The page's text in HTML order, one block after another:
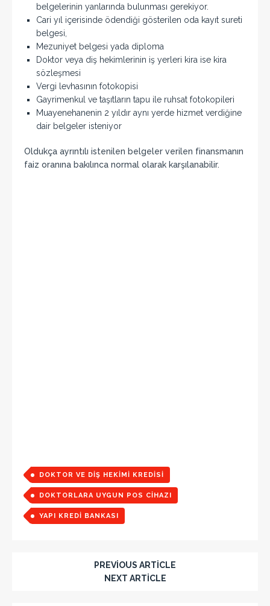
belgelerinin yanlarında bulunması gerekiyor.
Cari yıl içerisinde ödendiği gösterilen oda kayıt sureti
belgesi,
Mezuniyet belgesi yada diploma
Doktor veya diş hekimlerinin iş yerleri kira ise kira
sözleşmesi
Vergi levhasının fotokopisi
Gayrimenkul ve taşıtların tapu ile ruhsat fotokopileri
Muayenehanenin 2 yıldır aynı yerde hizmet verdiğine
dair belgeler isteniyor
Oldukça ayrıntılı istenilen belgeler verilen finansmanın
faiz oranına bakılınca normal olarak karşılanabilir.
DOKTOR VE DIŞ HEKIMI KREDISI
DOKTORLARA UYGUN POS CIHAZI
YAPI KREDI BANKASI
PREVIOUS ARTICLE
NEXT ARTICLE